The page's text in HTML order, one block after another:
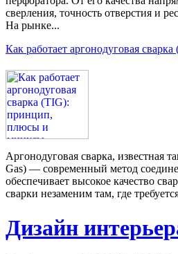
сверления, точность отверстия и
На рынке...
Как работает аргонодуговая
Аргонодуговая сварка, известная
Gas) — современный метод
обеспечивает высокое качество
сварки незаменим там, где
Дизайн